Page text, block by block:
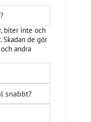
biter inte och
Skadan de gör
andra
snabbt?